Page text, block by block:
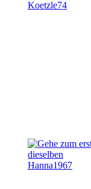
Koetzle74
dieselben
Hanna1967